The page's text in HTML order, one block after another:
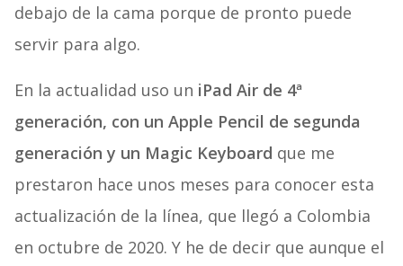
debajo de la cama porque de pronto puede
servir para algo.
En la actualidad uso un iPad Air de 4ª
generación, con un Apple Pencil de segunda
generación y un Magic Keyboard que me
prestaron hace unos meses para conocer esta
actualización de la línea, que llegó a Colombia
en octubre de 2020. Y he de decir que aunque el